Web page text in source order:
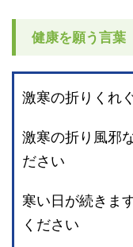
健康を願う言葉
激寒の折りくれ
激寒の折り風邪
ださい
寒い日が続きま
ください